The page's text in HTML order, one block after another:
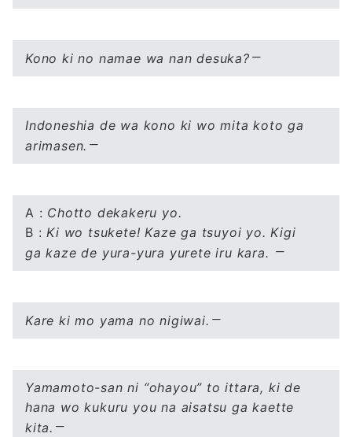
Kono ki no namae wa nan desuka?
Indoneshia de wa kono ki wo mita koto ga
arimasen.
A : Chotto dekakeru yo.
B :Ki wo tsukete! Kaze ga tsuyoi yo. Kigi
ga kaze de yura-yura yurete iru kara.
Kare ki mo yama no nigiwai.
Yamamoto-san ni “ohayou” to ittara, ki de
hana wo kukuru you na aisatsu ga kaette
kita.